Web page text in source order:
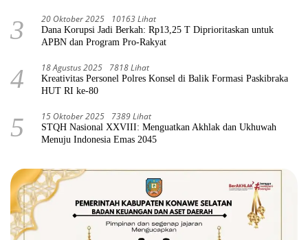
3 20 Oktober 2025 10163 Lihat
Dana Korupsi Jadi Berkah: Rp13,25 T Diprioritaskan untuk
APBN dan Program Pro-Rakyat
4 18 Agustus 2025 7818 Lihat
Kreativitas Personel Polres Konsel di Balik Formasi Paskibraka
HUT RI ke-80
5 15 Oktober 2025 7389 Lihat
STQH Nasional XXVIII: Menguatkan Akhlak dan Ukhuwah
Menuju Indonesia Emas 2045